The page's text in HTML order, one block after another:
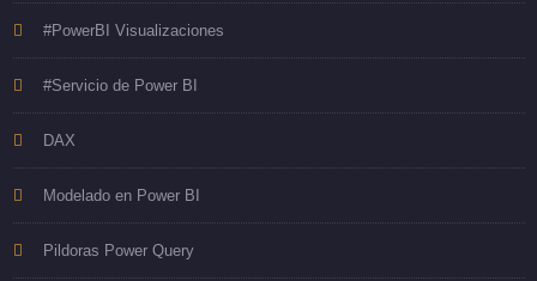
#PowerBI Visualizaciones
#Servicio de Power BI
DAX
Modelado en Power BI
Pildoras Power Query